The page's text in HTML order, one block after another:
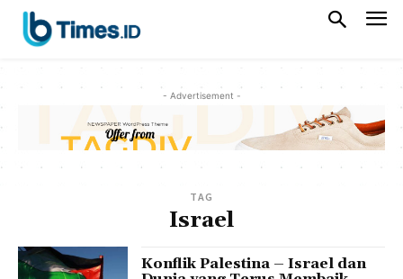
- Advertisement -
TAG
Israel
Konflik Palestina – Israel dan